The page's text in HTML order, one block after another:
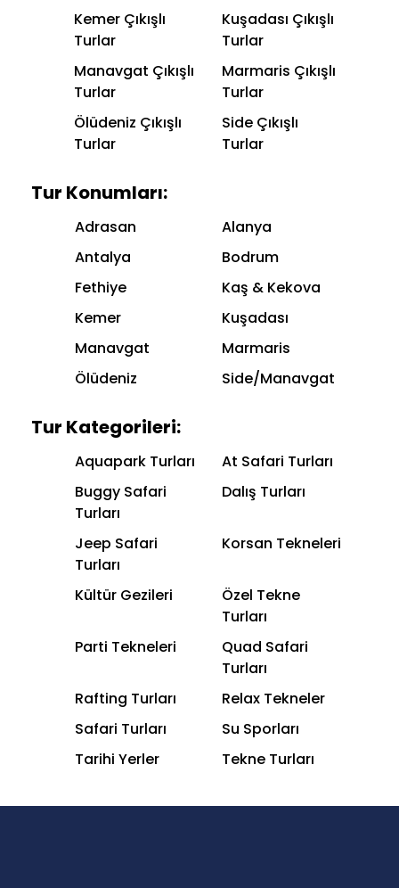
Kemer Çıkışlı
Turlar
Kuşadası Çıkışlı
Turlar
Manavgat Çıkışlı
Turlar
Marmaris Çıkışlı
Turlar
Ölüdeniz Çıkışlı
Turlar
Side Çıkışlı
Turlar
Tur Konumları:
Adrasan
Alanya
Antalya
Bodrum
Fethiye
Kaş & Kekova
Kemer
Kuşadası
Manavgat
Marmaris
Ölüdeniz
Side/Manavgat
Tur Kategorileri:
Aquapark Turları
At Safari Turları
Buggy Safari
Turları
Dalış Turları
Jeep Safari
Turları
Korsan Tekneleri
Kültür Gezileri
Özel Tekne
Turları
Parti Tekneleri
Quad Safari
Turları
Rafting Turları
Relax Tekneler
Safari Turları
Su Sporları
Tarihi Yerler
Tekne Turları